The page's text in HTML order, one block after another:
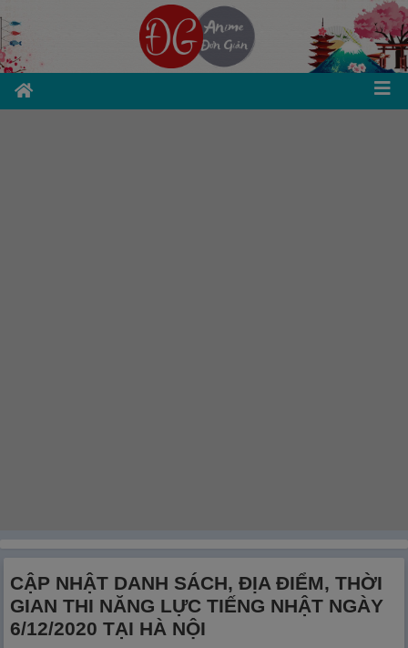
CẬP NHẬT DANH SÁCH, ĐỊA ĐIỂM, THỜI
GIAN THI NĂNG LỰC TIẾNG NHẬT NGÀY
6/12/2020 TẠI HÀ NỘI